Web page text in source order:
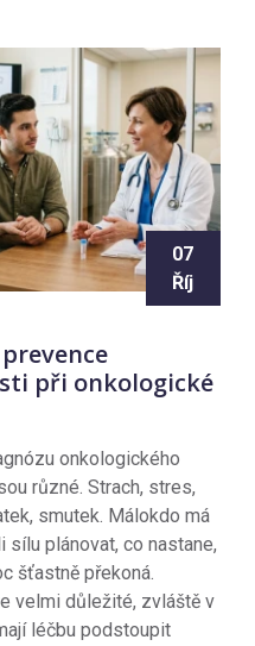
07
Říj
při onkologické
onkologického
různé. Strach, stres,
smutek. Málokdo má
sílu plánovat, co nastane,
šťastně překoná.
velmi důležité, zvláště v
léčbu podstoupit